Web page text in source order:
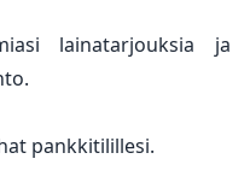
lainatarjouksia ja
pankkitilillesi.